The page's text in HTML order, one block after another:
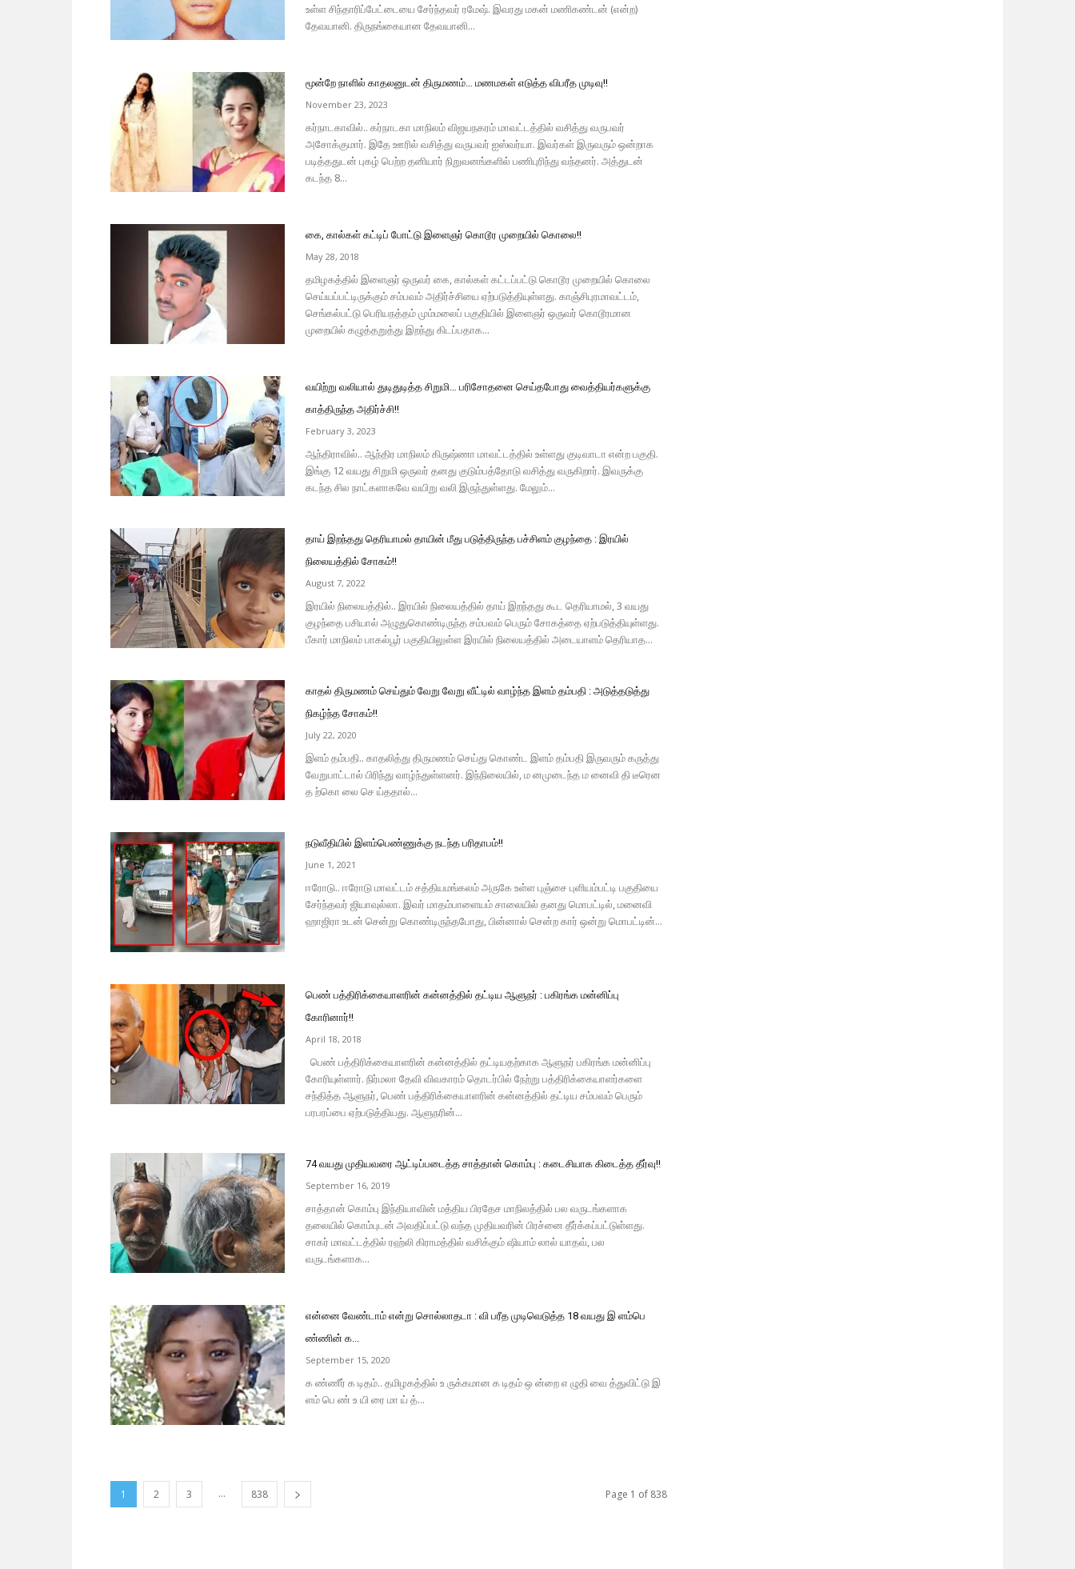
உள்ள சிந்தாரிப்பேட்டையை சேர்ந்தவர் ரமேஷ். இவரது மகன் மணிகண்டன் (என்ற)
தேவயானி. திருநங்கையான தேவயானி...
மூன்றே நாளில் காதலனுடன் திருமணம்… மணமகள் எடுத்த விபரீத முடிவு!!
November 23, 2023
கர்நாடகாவில்.. கர்நாடகா மாநிலம் விஜயநகரம் மாவட்டத்தில் வசித்து வருபவர்
அசோக்குமார். இதே ஊரில் வசித்து வருபவர் ஐஸ்வர்யா. இவர்கள் இருவரும் ஒன்றாக
படித்ததுடன் புகழ் பெற்ற தனியார் நிறுவனங்களில் பணிபுரிந்து வந்தனர். அத்துடன்
கடந்த 8...
கை, கால்கள் கட்டிப் போட்டு இளைஞர் கொடூர முறையில் கொலை!!
May 28, 2018
தமிழகத்தில் இளைஞர் ஒருவர் கை, கால்கள் கட்டப்பட்டு கொடூர முறையில் கொலை
செய்யப்பட்டிருக்கும் சம்பவம் அதிர்ச்சியை ஏற்படுத்தியுள்ளது. காஞ்சிபுரமாவட்டம்,
செங்கல்பட்டு பெரியநத்தம் மும்மலைப் பகுதியில் இளைஞர் ஒருவர் கொடூரமான
முறையில் கழுத்தறுத்து இறந்து கிடப்பதாக...
வயிற்று வலியால் துடிதுடித்த சிறுமி… பரிசோதனை செய்தபோது வைத்தியர்களுக்கு
காத்திருந்த அதிர்ச்சி!!
February 3, 2023
ஆந்திராவில்.. ஆந்திர மாநிலம் கிருஷ்ணா மாவட்டத்தில் உள்ளது குடிவாடா என்ற பகுதி.
இங்கு 12 வயது சிறுமி ஒருவர் தனது குடும்பத்தோடு வசித்து வருகிறார். இவருக்கு
கடந்த சில நாட்களாகவே வயிறு வலி இருந்துள்ளது. மேலும்...
தாய் இறந்தது தெரியாமல் தாயின் மீது படுத்திருந்த பச்சிளம் குழந்தை : இரயில்
நிலையத்தில் சோகம்!!
August 7, 2022
இரயில் நிலையத்தில்.. இரயில் நிலையத்தில் தாய் இறந்தது கூட தெரியாமல், 3 வயது
குழந்தை பசியால் அழுதுகொண்டிருந்த சம்பவம் பெரும் சோகத்தை ஏற்படுத்தியுள்ளது.
பீகார் மாநிலம் பாகல்பூர் பகுதியிலுள்ள இரயில் நிலையத்தில் அடையாளம் தெரியாத...
காதல் திருமணம் செய்தும் வேறு வேறு வீட்டில் வாழ்ந்த இளம் தம்பதி : அடுத்தடுத்து
நிகழ்ந்த சோகம்!!
July 22, 2020
இளம் தம்பதி.. காதலித்து திருமணம் செய்து கொண்ட இளம் தம்பதி இருவரும் கருத்து
வேறுபாட்டால் பிரிந்து வாழ்ந்துள்ளனர். இந்நிலையில், ம னமுடைந்த ம னைவி தி டீரென
த ற்கொ லை செ ய்ததால்...
நடுவீதியில் இளம்பெண்ணுக்கு நடந்த பரிதாபம்!!
June 1, 2021
ஈரோடு.. ஈரோடு மாவட்டம் சத்தியமங்கலம் அருகே உள்ள புஞ்சை புளியம்பட்டி பகுதியை
சேர்ந்தவர் ஜியாவுல்லா. இவர் மாதம்பாளையம் சாலையில் தனது மொபட்டில், மனைவி
ஹாஜிரா உடன் சென்று கொண்டிருந்தபோது, பின்னால் சென்ற கார் ஒன்று மொபட்டின்...
பெண் பத்திரிக்கையாளரின் கன்னத்தில் தட்டிய ஆளுநர் : பகிரங்க மன்னிப்பு
கோரினார்!!
April 18, 2018
பெண் பத்திரிக்கையாளரின் கன்னத்தில் தட்டியதற்காக ஆளுநர் பகிரங்க மன்னிப்பு
கோரியுள்ளார். நிர்மலா தேவி விவகாரம் தொடர்பில் நேற்று பத்திரிக்கையாளர்களை
சந்தித்த ஆளுநர், பெண் பத்திரிக்கையாளரின் கன்னத்தில் தட்டிய சம்பவம் பெரும்
பரபரப்பை ஏற்படுத்தியது. ஆளுநரின்...
74 வயது முதியவரை ஆட்டிப்படைத்த சாத்தான் கொம்பு : கடைசியாக கிடைத்த தீர்வு!!
September 16, 2019
சாத்தான் கொம்பு இந்தியாவின் மத்திய பிரதேச மாநிலத்தில் பல வருடங்களாக
தலையில் கொம்புடன் அவதிப்பட்டு வந்த முதியவரின் பிரச்னை தீர்க்கப்பட்டுள்ளது.
சாகர் மாவட்டத்தில் ரஹ்லி கிராமத்தில் வசிக்கும் ஷியாம் லால் யாதவ், பல
வருடங்களாக...
என்னை வேண்டாம் என்று சொல்லாதடா : வி பரீத முடிவெடுத்த 18 வயது இ ளம்பெ
ண்ணின் க...
September 15, 2020
க ண்ணீர் க டிதம்.. தமிழகத்தில் உ ருக்கமான க டிதம் ஒ ன்றை எ ழுதி வை த்துவிட்டு இ
ளம் பெ ண் உ யி ரை மா ய் த்...
1 2 3 ... 838 Page 1 of 838